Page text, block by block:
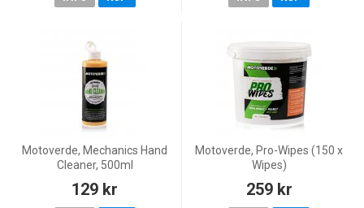
Motoverde, Mechanics Hand
Cleaner, 500ml
129 kr
Motoverde, Pro-Wipes (150 x
Wipes)
259 kr